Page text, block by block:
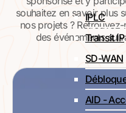
IPLC
Transit IP
SD-WAN
AID -
souhaitez en savoir plus
nos projets ?
des événements